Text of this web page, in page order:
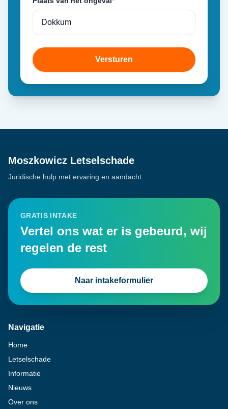
Versturen
Moszkowicz Letselschade
Juridische hulp met ervaring en aandacht
GRATIS INTAKE
Vertel ons wat er is gebeurd, wij
regelen de rest
Naar intakeformulier
Navigatie
Home
Letselschade
Informatie
Nieuws
Over ons